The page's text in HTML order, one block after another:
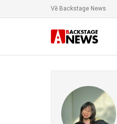
Về Backstage News